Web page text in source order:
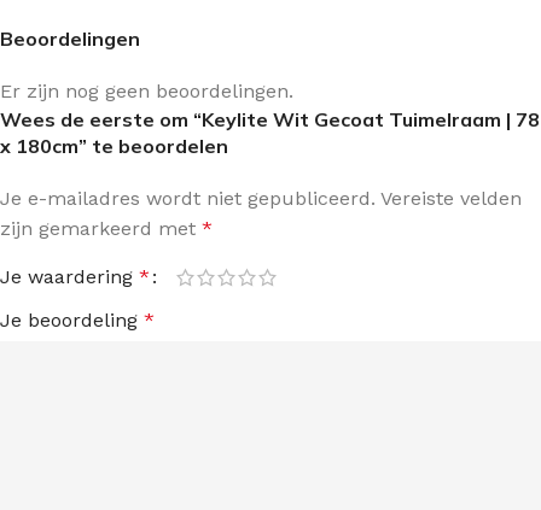
Beoordelingen
Er zijn nog geen beoordelingen.
Wees de eerste om “Keylite Wit Gecoat Tuimelraam | 78
x 180cm” te beoordelen
Je e-mailadres wordt niet gepubliceerd. Vereiste velden
zijn gemarkeerd met *
Je waardering *
Je beoordeling *